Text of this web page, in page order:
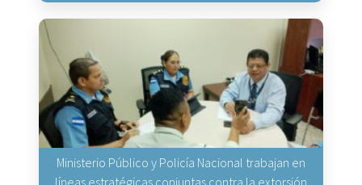
Ministerio Público y Policía Nacional trabajan en
líneas estratégicas conjuntas contra la extorsión